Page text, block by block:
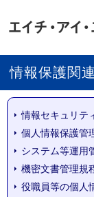
情報保護関
情報セキュリテ
個人情報保護管
システム等運用
機密文書管理規
役職員等の個人